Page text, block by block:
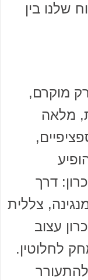
שלנו בין
מוקרם,
מלאה
דרך
צללית
עצוב
לחלוטין.
להתעורר